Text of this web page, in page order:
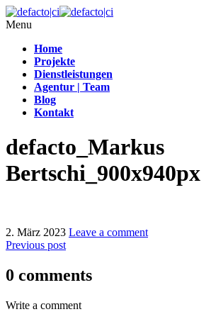
Menu
Home
Projekte
Dienstleistungen
Agentur | Team
Blog
Kontakt
defacto_Markus
Bertschi_900x940px
2. März 2023 Leave a comment
Previous post
0 comments
Write a comment